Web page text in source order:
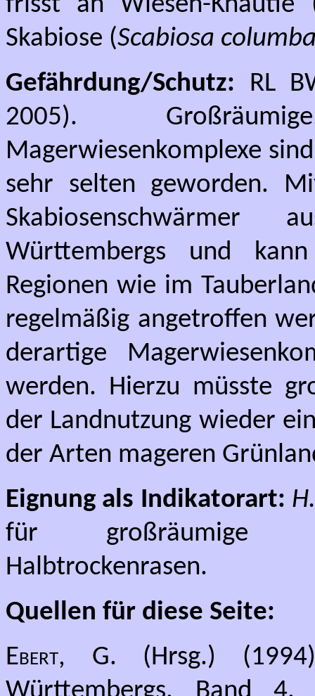
Skabiose (Scabiosa
Gefährdung/Schutz: RL
2005).
Magerwiesenkomplexe
sehr selten geworden.
Württembergs und
Regionen wie im
regelmäßig angetroffen
derartige
werden. Hierzu müsste
der Landnutzung wieder
der Arten mageren
Eignung als Indikatorart:
für großräumige
Halbtrockenrasen.
Quellen für diese Seite:
Ebert, G. (Hrsg.)